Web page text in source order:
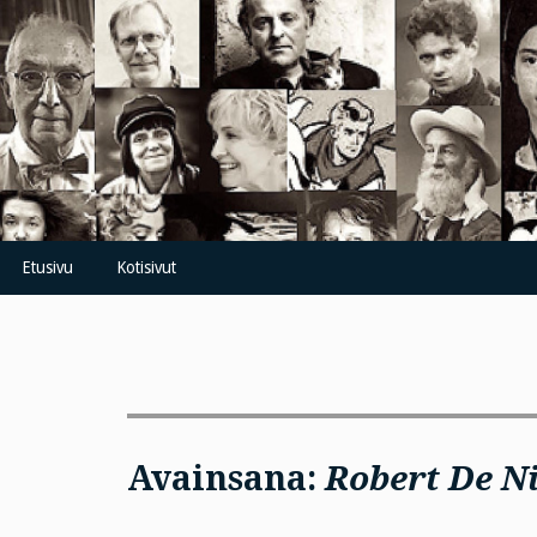
Skip
to
content
Etusivu Kotisivut
Avainsana:Robert De